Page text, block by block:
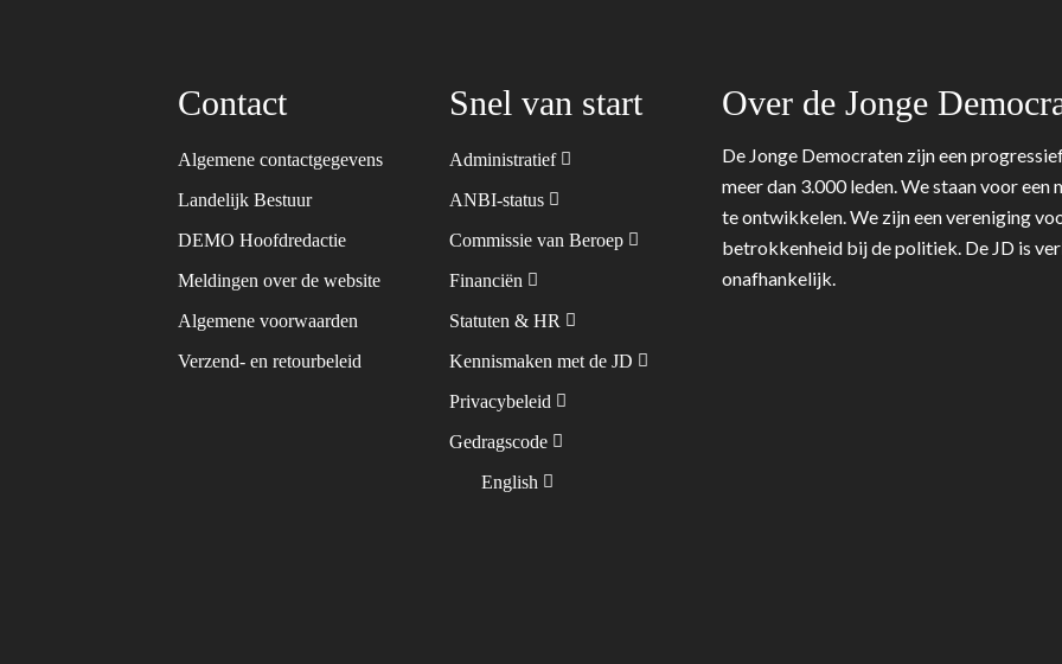
Contact
Algemene contactgegevens
Landelijk Bestuur
DEMO Hoofdredactie
Meldingen over de website
Algemene voorwaarden
Verzend- en retourbeleid
Snel van start
Administratief
ANBI-status
Commissie van Beroep
Financiën
Statuten & HR
Kennismaken met de JD
Privacybeleid
Gedragscode
English
Over de Jonge
De Jonge Democraten zijn een
meer dan 3.000 leden. We staan voor
te ontwikkelen. We zijn een vereniging
betrokkenheid bij de politiek. De JD is
onafhankelijk.